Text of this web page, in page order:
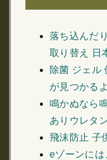
落ち込んだ
取り替え 日
除菌 ジェル
が見つかる
鳴かぬなら
ありウレタ
飛沫防止 子
eゾーンには